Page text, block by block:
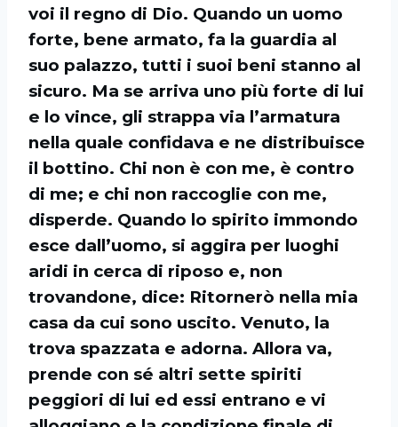
voi il regno di Dio. Quando un uomo
forte, bene armato, fa la guardia al
suo palazzo, tutti i suoi beni stanno al
sicuro. Ma se arriva uno più forte di lui
e lo vince, gli strappa via l’armatura
nella quale confidava e ne distribuisce
il bottino. Chi non è con me, è contro
di me; e chi non raccoglie con me,
disperde. Quando lo spirito immondo
esce dall’uomo, si aggira per luoghi
aridi in cerca di riposo e, non
trovandone, dice: Ritornerò nella mia
casa da cui sono uscito. Venuto, la
trova spazzata e adorna. Allora va,
prende con sé altri sette spiriti
peggiori di lui ed essi entrano e vi